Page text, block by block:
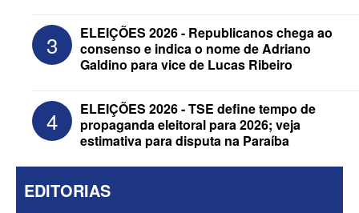
ELEIÇÕES 2026 - Senado: Novo
anuncia Zé Carneiro e Pastor Jader
Medeiros na suplência de Major Fábio
3
ELEIÇÕES 2026 - Republicanos chega ao
consenso e indica o nome de Adriano
Galdino para vice de Lucas Ribeiro
4
ELEIÇÕES 2026 - TSE define tempo de
propaganda eleitoral para 2026; veja
estimativa para disputa na Paraíba
EDITORIAS